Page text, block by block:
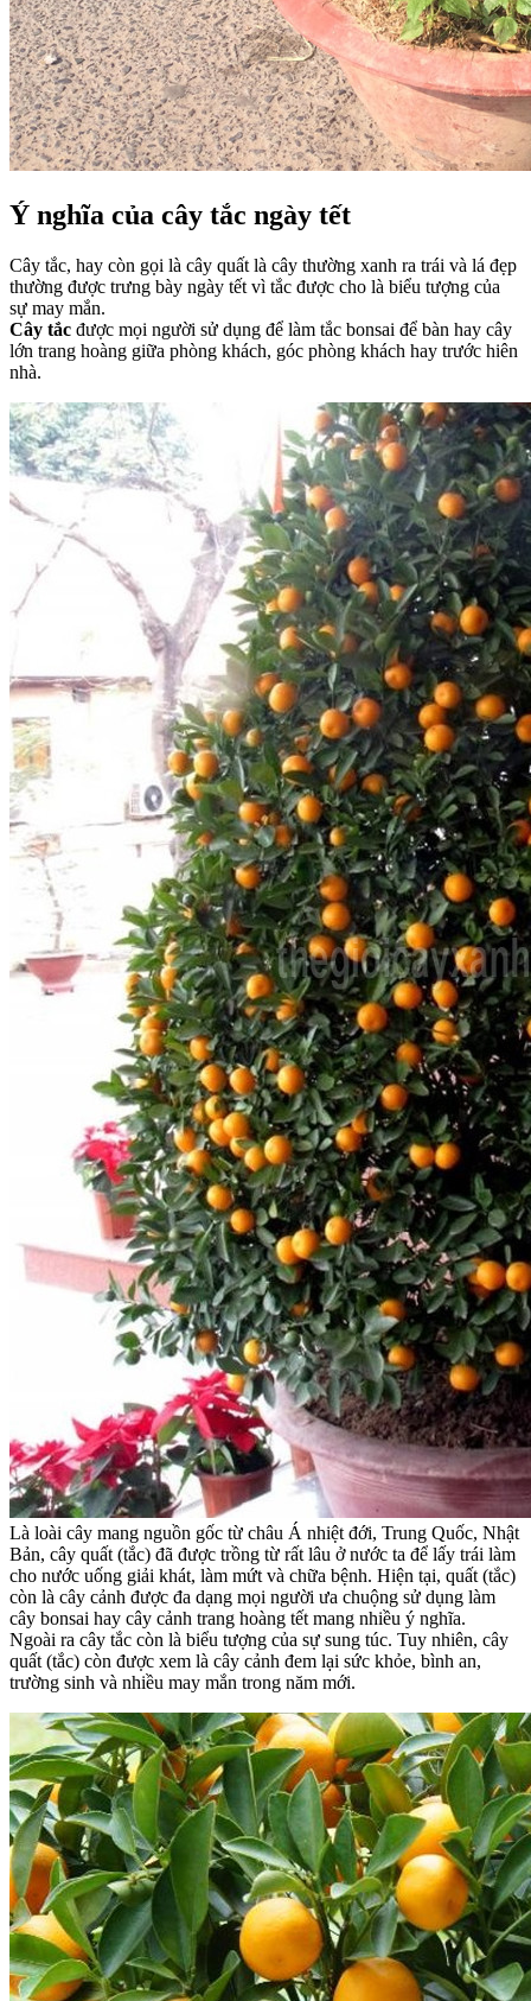
Ý nghĩa của cây tắc ngày tết
Cây tắc, hay còn gọi là cây quất là cây thường xanh ra trái và lá đẹp
thường được trưng bày ngày tết vì tắc được cho là biểu tượng của
sự may mắn.
Cây tắc được mọi người sử dụng để làm tắc bonsai để bàn hay cây
lớn trang hoàng giữa phòng khách, góc phòng khách hay trước hiên
nhà.
Là loài cây mang nguồn gốc từ châu Á nhiệt đới, Trung Quốc, Nhật
Bản, cây quất (tắc) đã được trồng từ rất lâu ở nước ta để lấy trái làm
cho nước uống giải khát, làm mứt và chữa bệnh. Hiện tại, quất (tắc)
còn là cây cảnh được đa dạng mọi người ưa chuộng sử dụng làm
cây bonsai hay cây cảnh trang hoàng tết mang nhiều ý nghĩa.
Ngoài ra cây tắc còn là biểu tượng của sự sung túc. Tuy nhiên, cây
quất (tắc) còn được xem là cây cảnh đem lại sức khỏe, bình an,
trường sinh và nhiều may mắn trong năm mới.